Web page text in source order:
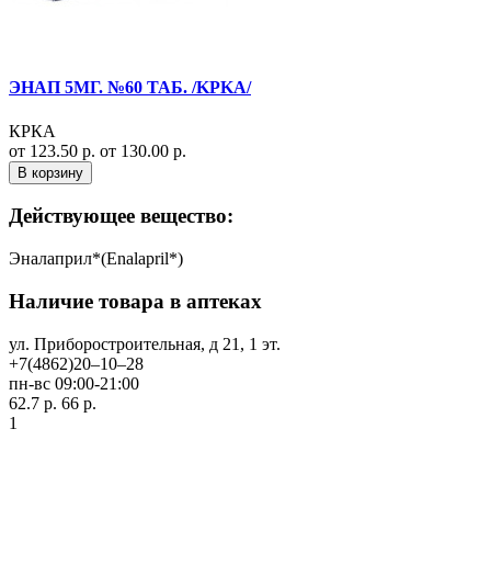
ЭНАП 5МГ. №60 ТАБ. /KPKA/
КРКА
от 123.50 р. от 130.00 р.
В корзину
Действующее вещество:
Эналаприл*(Enalapril*)
Наличие товара в аптеках
ул. Приборостроительная, д 21, 1 эт.
+7(4862)20‒10‒28
пн-вс 09:00-21:00
62.7 р. 66 р.
1